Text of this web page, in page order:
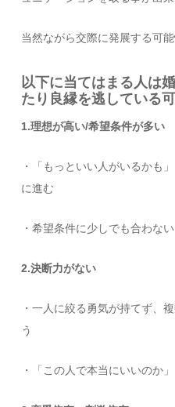
当然ながら交際に発展する可
以下に当てはまる人は
たり良縁を逃している
1.理想が高い/希望条件が多い
・「もっといい人がいるかも
に進む
・希望条件に少しでも合わな
2.決断力がない
・一人に絞る勇気が持てず、
う
・「この人で本当にいいのか